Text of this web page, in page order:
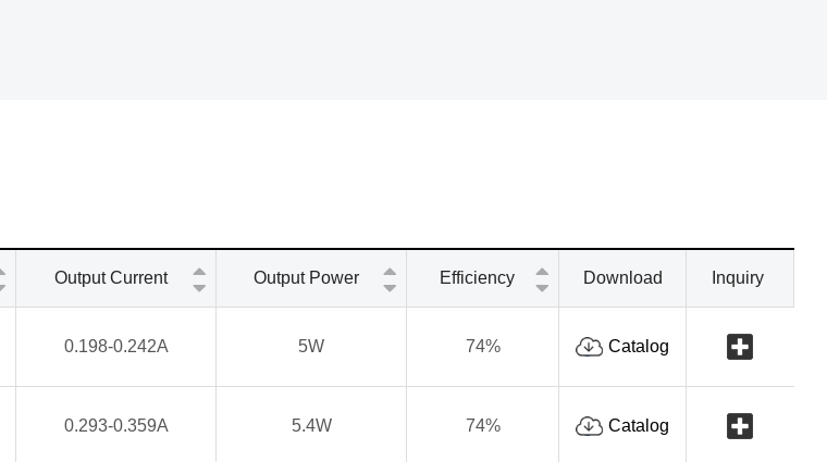
Output Current Output Power Efficiency Download Inquiry
0.198-0.242A 5W 74% Catalog
0.293-0.359A 5.4W 74% Catalog